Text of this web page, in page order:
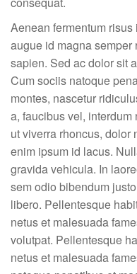
Aenean fermentum
augue id magna semper
sapien. Sed ac dolor sit
Cum sociis natoque
montes, nascetur
a, faucibus vel,
ut viverra rhoncus,
enim ipsum id lacus.
gravida vehicula. In
sem odio bibendum
libero. Pellentesque
netus et malesuada
volutpat. Pellentesque
netus et malesuada